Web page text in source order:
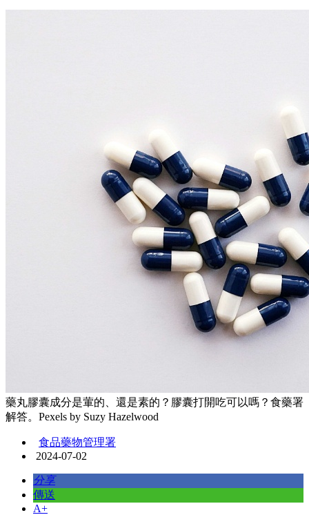
藥丸膠囊成分是葷的、還是素的？膠囊打開吃可以嗎？食藥署
解答。Pexels by Suzy Hazelwood
食品藥物管理署
2024-07-02
分享
傳送
A+